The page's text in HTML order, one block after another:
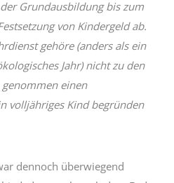
Grundausbildung bis zum
von Kindergeld ab.
gehöre (anders als ein
Jahr) nicht zu den
einen
volljähriges Kind begründen
dennoch überwiegend